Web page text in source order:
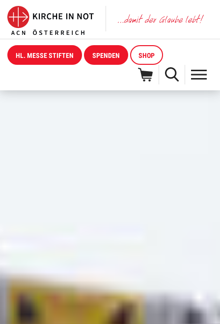
HL. MESSE STIFTEN SPENDEN SHOP